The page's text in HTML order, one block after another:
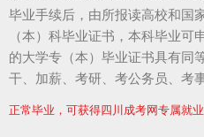
毕业手续后，由所报读高校和国
（本）科毕业证书，本科毕业
的大学专（本）毕业证书具有同
干、加薪、考研、考公务员、考
正常毕业，可获得四川成考网专属就业